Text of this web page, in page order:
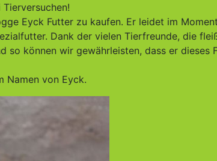
Eyck Futter zu kaufen. Er leidet im
Dank der vielen Tierfreunde, die
so können wir gewährleisten, dass er dieses
Namen von Eyck.